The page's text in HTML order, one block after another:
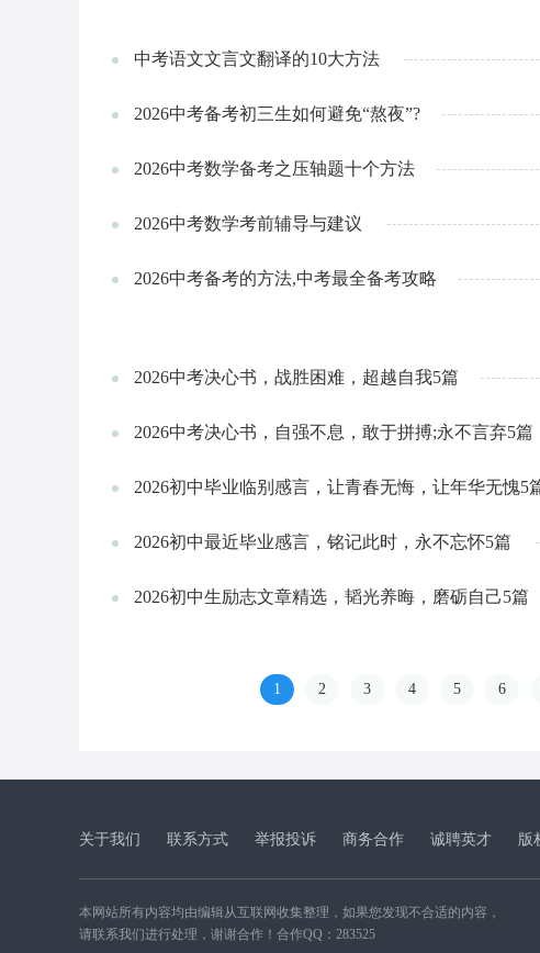
中考语文文言文翻译的10大方法
2026中考备考初三生如何避免“熬夜”?
2026中考数学备考之压轴题十个方法
2026中考数学考前辅导与建议
2026中考备考的方法,中考最全备考攻略
2026中考决心书，战胜困难，超越自我5篇
2026中考决心书，自强不息，敢于拼搏;永不言弃5篇
2026初中毕业临别感言，让青春无悔，让年华无愧5
2026初中最近毕业感言，铭记此时，永不忘怀5篇
2026初中生励志文章精选，韬光养晦，磨砺自己5篇
1 2 3 4 5 6
关于我们 联系方式 举报投诉 商务合作 诚聘英才 版
本网站所有内容均由编辑从互联网收集整理，如果您发现不合适的内容，
请联系我们进行处理，谢谢合作！合作QQ：283525